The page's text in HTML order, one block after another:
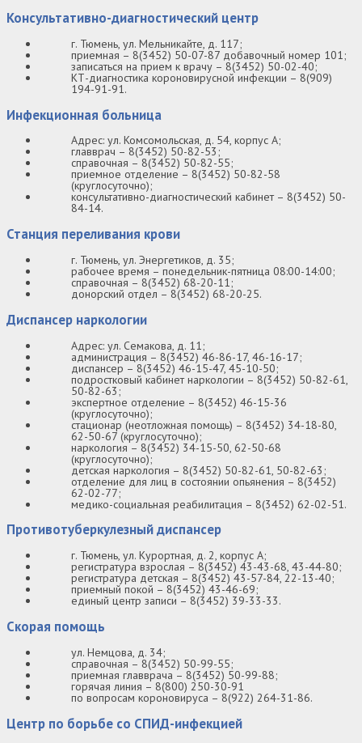
Консультативно-диагностический центр
г. Тюмень, ул. Мельникайте, д. 117;
приемная – 8(3452) 50-07-87 добавочный номер 101;
записаться на прием к врачу – 8(3452) 50-02-40;
КТ-диагностика короновирусной инфекции – 8(909)
194-91-91.
Инфекционная больница
Адрес: ул. Комсомольская, д. 54, корпус А;
главврач – 8(3452) 50-82-53;
справочная – 8(3452) 50-82-55;
приемное отделение – 8(3452) 50-82-58
(круглосуточно);
консультативно-диагностический кабинет – 8(3452) 50-
84-14.
Станция переливания крови
г. Тюмень, ул. Энергетиков, д. 35;
рабочее время – понедельник-пятница 08:00-14:00;
справочная – 8(3452) 68-20-11;
донорский отдел – 8(3452) 68-20-25.
Диспансер наркологии
Адрес: ул. Семакова, д. 11;
администрация – 8(3452) 46-86-17, 46-16-17;
диспансер – 8(3452) 46-15-47, 45-10-50;
подростковый кабинет наркологии – 8(3452) 50-82-61,
50-82-63;
экспертное отделение – 8(3452) 46-15-36
(круглосуточно);
стационар (неотложная помощь) – 8(3452) 34-18-80,
62-50-67 (круглосуточно);
наркология – 8(3452) 34-15-50, 62-50-68
(круглосуточно);
детская наркология – 8(3452) 50-82-61, 50-82-63;
отделение для лиц в состоянии опьянения – 8(3452)
62-02-77;
медико-социальная реабилитация – 8(3452) 62-02-51.
Противотуберкулезный диспансер
г. Тюмень, ул. Курортная, д. 2, корпус А;
регистратура взрослая – 8(3452) 43-43-68, 43-44-80;
регистратура детская – 8(3452) 43-57-84, 22-13-40;
приемный покой – 8(3452) 43-46-69;
единый центр записи – 8(3452) 39-33-33.
Скорая помощь
ул. Немцова, д. 34;
справочная – 8(3452) 50-99-55;
приемная главврача – 8(3452) 50-99-88;
горячая линия – 8(800) 250-30-91
по вопросам короновируса – 8(922) 264-31-86.
Центр по борьбе со СПИД-инфекцией